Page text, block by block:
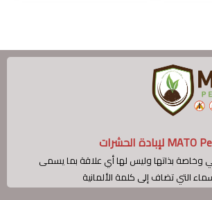
وخاصة بذاتها وليس لها أي علاقة بما يسمى
التي تضاف إلى كلمة الألمانية